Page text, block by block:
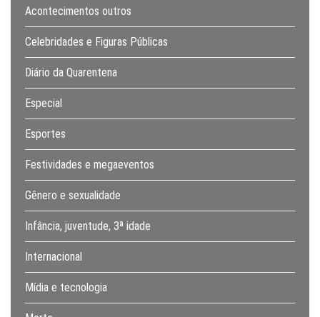
Acontecimentos outros
Celebridades e Figuras Públicas
Diário da Quarentena
Especial
Esportes
Festividades e megaeventos
Gênero e sexualidade
Infância, juventude, 3ª idade
Internacional
Mídia e tecnologia